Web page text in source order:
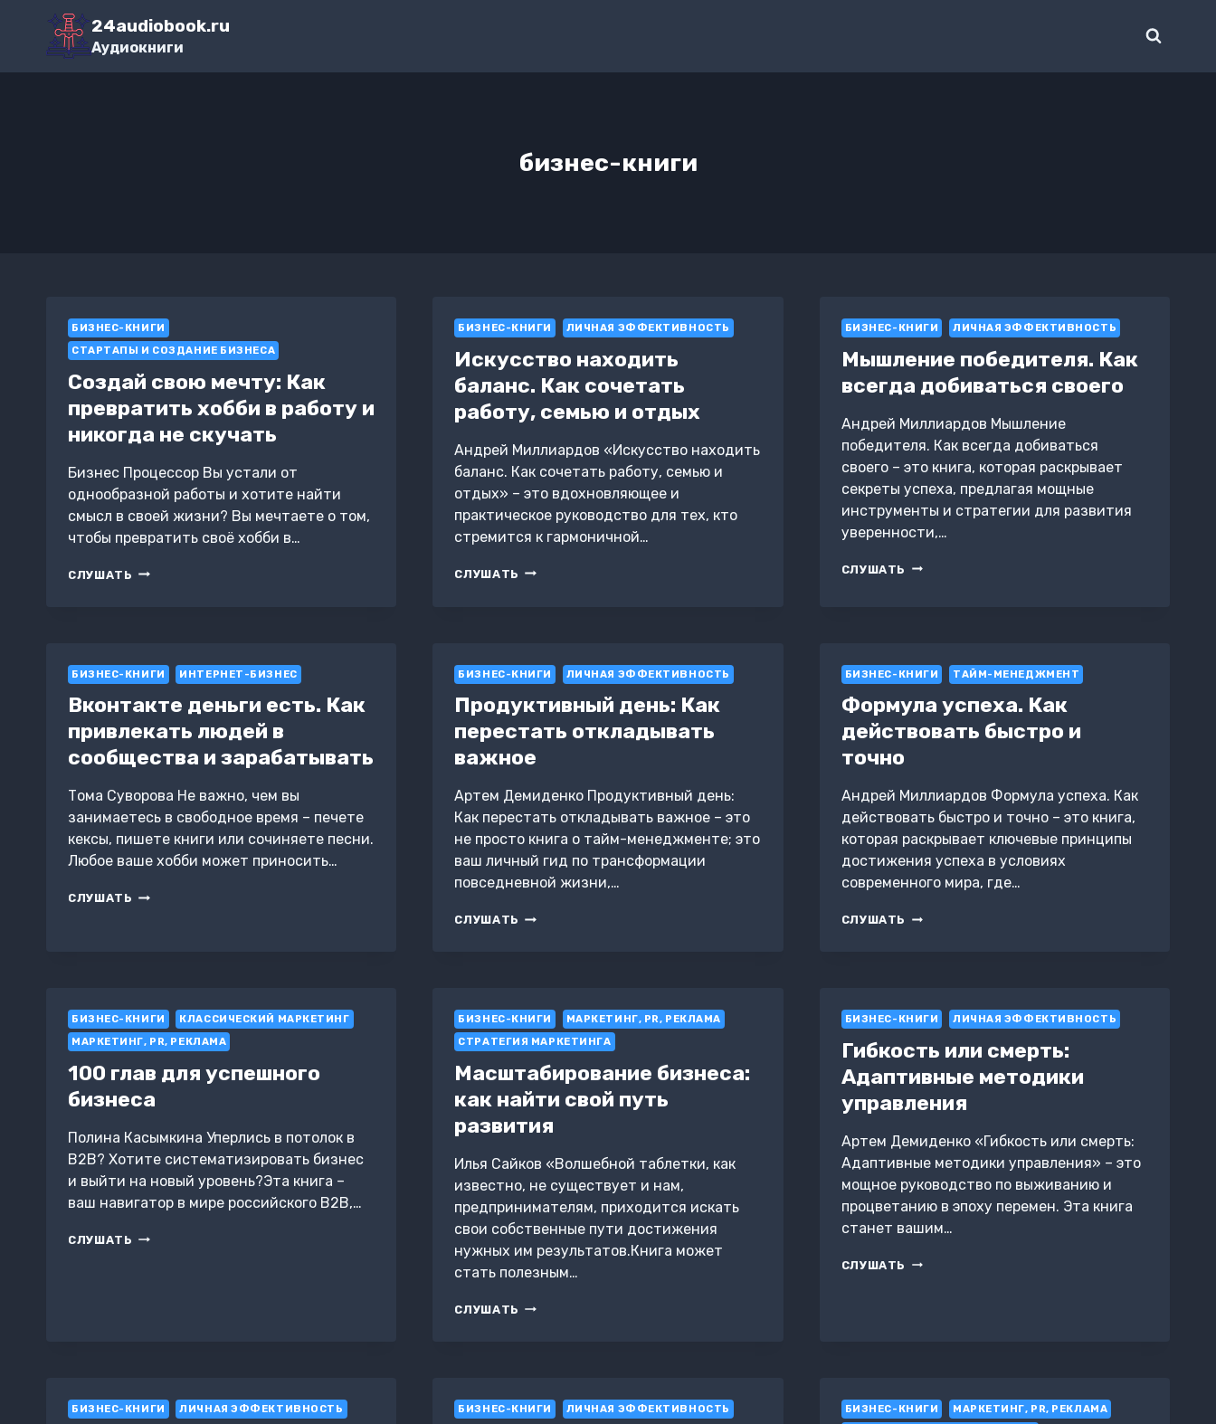
Перейти
содержимому
24audiobook.ru
Аудиокниги
бизнес-книги
БИЗНЕС-КНИГИ
СТАРТАПЫ И СОЗДАНИЕ БИЗНЕСА
Создай свою мечту: Как
превратить хобби в работу и
никогда не скучать
Бизнес Процессор Вы устали от
однообразной работы и хотите найти
смысл в своей жизни? Вы мечтаете о том,
чтобы превратить своё хобби в…
СЛУШАТЬ СОЗДАЙ
В
И
НИКОГДА
СКУЧАТЬ
БИЗНЕС-КНИГИ ЛИЧНАЯ ЭФФЕКТИВНОСТЬ
Искусство находить
баланс. Как сочетать
работу, семью и отдых
Андрей Миллиардов «Искусство находить
баланс. Как сочетать работу, семью и
отдых» – это вдохновляющее и
практическое руководство для тех, кто
стремится к гармоничной…
СЛУШАТЬ ИСКУССТВО
СЕМЬЮ
ОТДЫХ
БИЗНЕС-КНИГИ ЛИЧНАЯ ЭФФЕКТИВНОСТЬ
Мышление победителя. Как
всегда добиваться своего
Андрей Миллиардов Мышление
победителя. Как всегда добиваться
своего – это книга, которая раскрывает
секреты успеха, предлагая мощные
инструменты и стратегии для развития
уверенности,…
СЛУШАТЬ МЫШЛЕНИЕ
БИЗНЕС-КНИГИ ИНТЕРНЕТ-БИЗНЕС
Вконтакте деньги есть. Как
привлекать людей в
сообщества и зарабатывать
Тома Суворова Не важно, чем вы
занимаетесь в свободное время – печете
кексы, пишете книги или сочиняете песни.
Любое ваше хобби может приносить…
СЛУШАТЬ ВКОНТАКТЕ
СООБЩЕСТВА
И
ЗАРАБАТЫВАТЬ
БИЗНЕС-КНИГИ ЛИЧНАЯ ЭФФЕКТИВНОСТЬ
Продуктивный день: Как
перестать откладывать
важное
Артем Демиденко Продуктивный день:
Как перестать откладывать важное – это
не просто книга о тайм-менеджменте; это
ваш личный гид по трансформации
повседневной жизни,…
СЛУШАТЬ ПРОДУКТИВНЫЙ
БИЗНЕС-КНИГИ ТАЙМ-МЕНЕДЖМЕНТ
Формула успеха. Как
действовать быстро и
точно
Андрей Миллиардов Формула успеха. Как
действовать быстро и точно – это книга,
которая раскрывает ключевые принципы
достижения успеха в условиях
современного мира, где…
СЛУШАТЬ ФОРМУЛА
ТОЧНО
БИЗНЕС-КНИГИ
КЛАССИЧЕСКИЙ МАРКЕТИНГ
МАРКЕТИНГ, PR, РЕКЛАМА
100 глав для успешного
бизнеса
Полина Касымкина Уперлись в потолок в
B2B? Хотите систематизировать бизнес
и выйти на новый уровень?Эта книга –
ваш навигатор в мире российского B2B,…
СЛУШАТЬ 100
БИЗНЕС-КНИГИ
МАРКЕТИНГ, PR, РЕКЛАМА
СТРАТЕГИЯ МАРКЕТИНГА
Масштабирование бизнеса:
как найти свой путь
развития
Илья Сайков «Волшебной таблетки, как
известно, не существует и нам,
предпринимателям, приходится искать
свои собственные пути достижения
нужных им результатов.Книга может
стать полезным…
СЛУШАТЬ МАСШТАБИРОВАНИЕ
РАЗВИТИЯ
БИЗНЕС-КНИГИ ЛИЧНАЯ ЭФФЕКТИВНОСТЬ
Гибкость или смерть:
Адаптивные методики
управления
Артем Демиденко «Гибкость или смерть:
Адаптивные методики управления» – это
мощное руководство по выживанию и
процветанию в эпоху перемен. Эта книга
станет вашим…
СЛУШАТЬ ГИБКОСТЬ
БИЗНЕС-КНИГИ ЛИЧНАЯ ЭФФЕКТИВНОСТЬ БИЗНЕС-КНИГИ ЛИЧНАЯ ЭФФЕКТИВНОСТЬ БИЗНЕС-КНИГИ
МАРКЕТИНГ, PR, РЕКЛАМА